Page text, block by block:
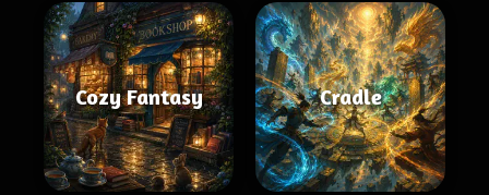
Cozy Fantasy Cradle